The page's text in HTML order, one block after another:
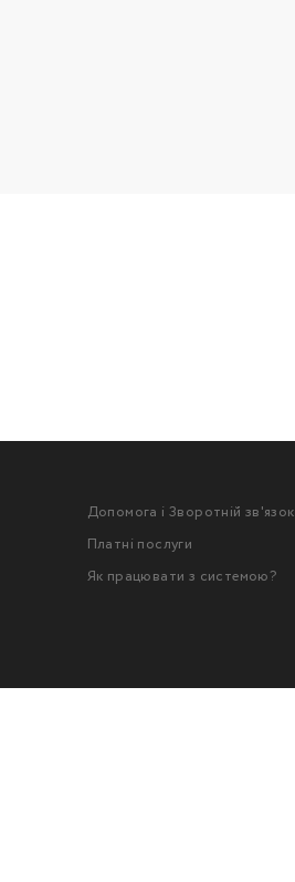
Допомога і Зворотній зв'язок
Платні послуги
Як працювати з системою?